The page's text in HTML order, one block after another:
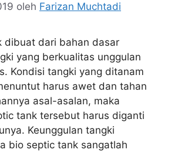
oleh Farizan Muchtadi
dibuat dari bahan dasar
yang berkualitas unggulan
Kondisi tangki yang ditanam
harus awet dan tahan
asal-asalan, maka
tank tersebut harus diganti
Keunggulan tangki
bio septic tank sangatlah